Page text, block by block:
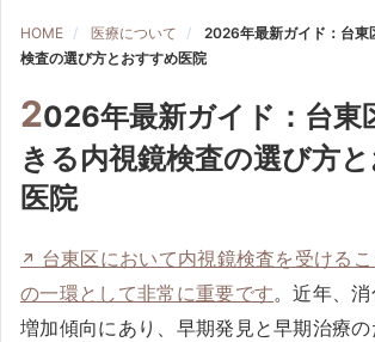
HOME 医療について
2026年最新ガイド：台東
検査の選び方とおすすめ医院
2026年最新ガイド：台東
きる内視鏡検査の選び方
医院
台東区において内視鏡検査を受ける
の一環として非常に重要です。近年、
増加傾向にあり、早期発見と早期治療